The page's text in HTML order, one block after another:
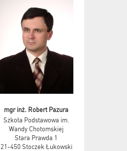
mgr inż. Robert Pazura
Szkoła Podstawowa im.
Wandy Chotomskiej
Stara Prawda 1
21-450 Stoczek Łukowski